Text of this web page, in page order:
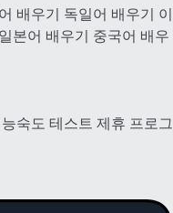
배우기 독일어 배우기 이
일본어 배우기 중국어 배우
능숙도 테스트 제휴 프로그